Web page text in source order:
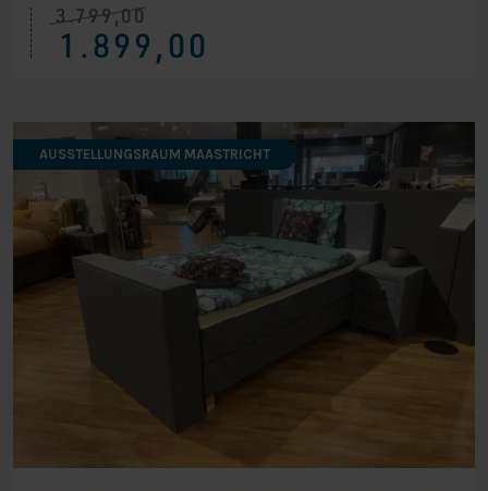
3.799,00
Ursprünglicher
Preis
war:1.899,00
Aktueller
Preis
ist:
AUSSTELLUNGSRAUM MAASTRICHT